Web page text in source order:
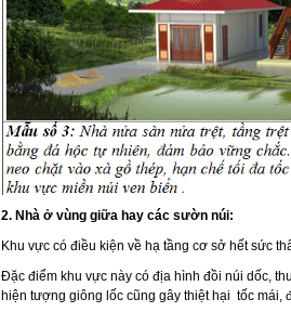
2. Nhà ở vùng giữa hay các sườn núi:
Khu vực có điều kiện về hạ tầng cơ sở hết sức
Đặc điểm khu vực này có địa hình đồi núi dốc,
hiện tượng giông lốc cũng gây thiệt hại tốc mái,